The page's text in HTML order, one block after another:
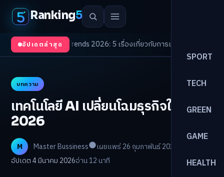
Ranking5
SPORT
TECH
GREEN
GAME
HEALTH
อัปเดตล่าสุด
Health Trends 2026: 5 เรื่องเกี่ยวกับการแพทย์ที่ควรรู้/ดอกเบี้ยขาขึ้นรอ
บทความ
เทคโนโลยี AI เปลี่ยนโฉมธุรกิจในปี
2026
M Master Bussiness
เผยแพร่ 26 กุมภาพันธ์ 2026
อัปเดต 4 มีนาคม 2026อ่าน 12 นาที